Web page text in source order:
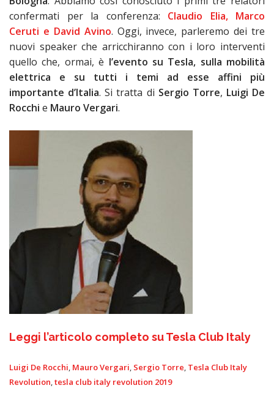
confermati per la conferenza: Claudio Elia, Marco
Ceruti e David Avino. Oggi, invece, parleremo dei tre
nuovi speaker che arricchiranno con i loro interventi
quello che, ormai, è l’evento su Tesla, sulla mobilità
elettrica e su tutti i temi ad esse affini più
importante d’Italia. Si tratta di Sergio Torre, Luigi De
Rocchi e Mauro Vergari.
Leggi l’articolo completo su Tesla Club Italy
Luigi De Rocchi, Mauro Vergari, Sergio Torre, Tesla Club Italy
Revolution,tesla club italy revolution 2019